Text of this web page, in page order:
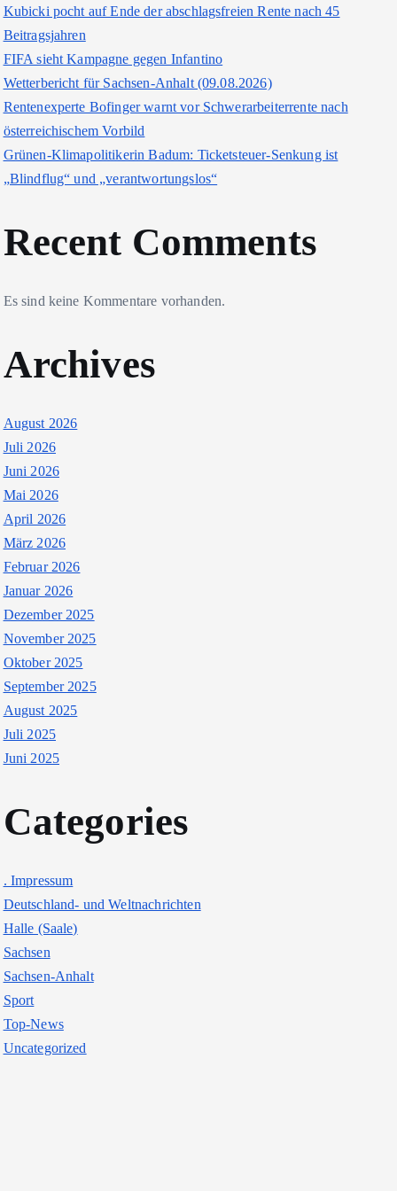
Kubicki pocht auf Ende der abschlagsfreien Rente nach 45
Beitragsjahren
FIFA sieht Kampagne gegen Infantino
Wetterbericht für Sachsen-Anhalt (09.08.2026)
Rentenexperte Bofinger warnt vor Schwerarbeiterrente nach
österreichischem Vorbild
Grünen-Klimapolitikerin Badum: Ticketsteuer-Senkung ist
„Blindflug“ und „verantwortungslos“
Recent Comments
Es sind keine Kommentare vorhanden.
Archives
August 2026
Juli 2026
Juni 2026
Mai 2026
April 2026
März 2026
Februar 2026
Januar 2026
Dezember 2025
November 2025
Oktober 2025
September 2025
August 2025
Juli 2025
Juni 2025
Categories
. Impressum
Deutschland- und Weltnachrichten
Halle (Saale)
Sachsen
Sachsen-Anhalt
Sport
Top-News
Uncategorized